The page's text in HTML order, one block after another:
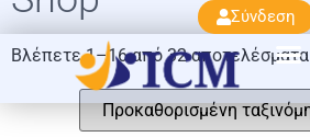
Σύνδεση
Βλέπετε 1–16 από 32 αποτελέσματα